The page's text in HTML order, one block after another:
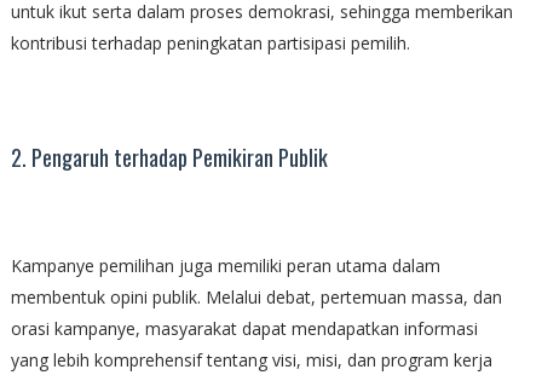
untuk ikut serta dalam proses demokrasi, sehingga memberikan
kontribusi terhadap peningkatan partisipasi pemilih.
2. Pengaruh terhadap Pemikiran Publik
Kampanye pemilihan juga memiliki peran utama dalam
membentuk opini publik. Melalui debat, pertemuan massa, dan
orasi kampanye, masyarakat dapat mendapatkan informasi
yang lebih komprehensif tentang visi, misi, dan program kerja